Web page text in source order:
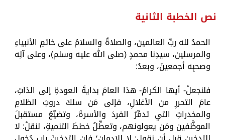
نص الخطبة الثانية
الحمدُ لله ربِّ العالمين، والصلاةُ والسلامُ على خاتمِ الأنبياءِ
والمرسلين، سيدِنا محمدٍ (صلى الله عليه وسلم)، وعلى آلِه
وصحبِه أجمعينَ، وبعدُ:
فلنجعلْ- أيها الكرامُ- هذا العامَ بدايةَ العودةِ إلى الذاتِ،
عامَ التحررِ من الأغلالِ، فإلى مَن سلكَ دروبَ الظلامِ
والمخدراتِ التي تدمِّرُ الفردَ والأسرةَ، وتضيِّعُ مستقبلَ
الموظَّفين ومَن يعولونهم، وتعطِّلُ خططَ التنميةِ، لنقلْ: لا